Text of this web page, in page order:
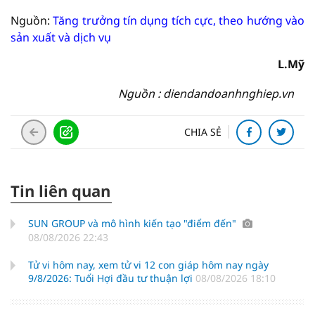
Nguồn:Tăng trưởng tín dụng tích cực, theo hướng vào
sản xuất và dịch vụ
L.Mỹ
Nguồn : diendandoanhnghiep.vn
CHIA SẺ
Tin liên quan
SUN GROUP và mô hình kiến tạo "điểm đến"
08/08/2026 22:43
Tử vi hôm nay, xem tử vi 12 con giáp hôm nay ngày
9/8/2026: Tuổi Hợi đầu tư thuận lợi 08/08/2026 18:10